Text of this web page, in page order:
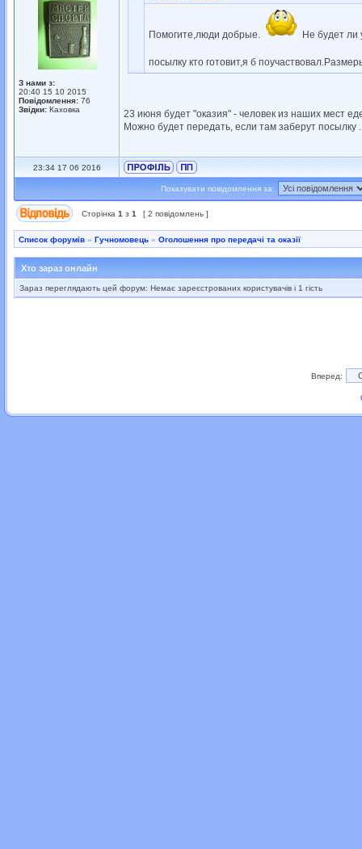
З нами з:
20:40 15 10 2015
Повідомлення: 76
Звідки: Каховка
Помогите,люди добрые. Не будет ли
посылку кто готовит,я б
23 июня будет "оказия" - человек из наших мест
Можно будет передать, если там заберут посылку
23:34 17 06 2016
Показувати повідомлення за:
Сторінка 1 з 1 [ 2 повідомлень ]
Список форумів » Гучномовець » Оголошення про передачі та оказії
Хто зараз онлайн
Зараз переглядають цей форум: Немає зареєстрованих користувачів і 1 гість
Вперед: